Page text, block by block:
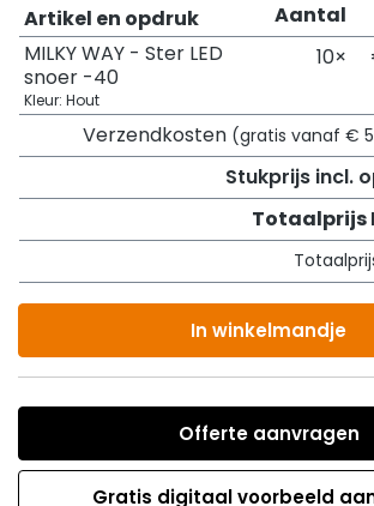
Artikel en opdruk
Aantal
MILKY WAY - Ster LED
snoer -40
Kleur: Hout
10×
Verzendkosten (gratis vanaf €
Stukprijs incl.
Totaalprijs
In winkelmandje
Offerte aanvragen
Gratis digitaal voorbeeld